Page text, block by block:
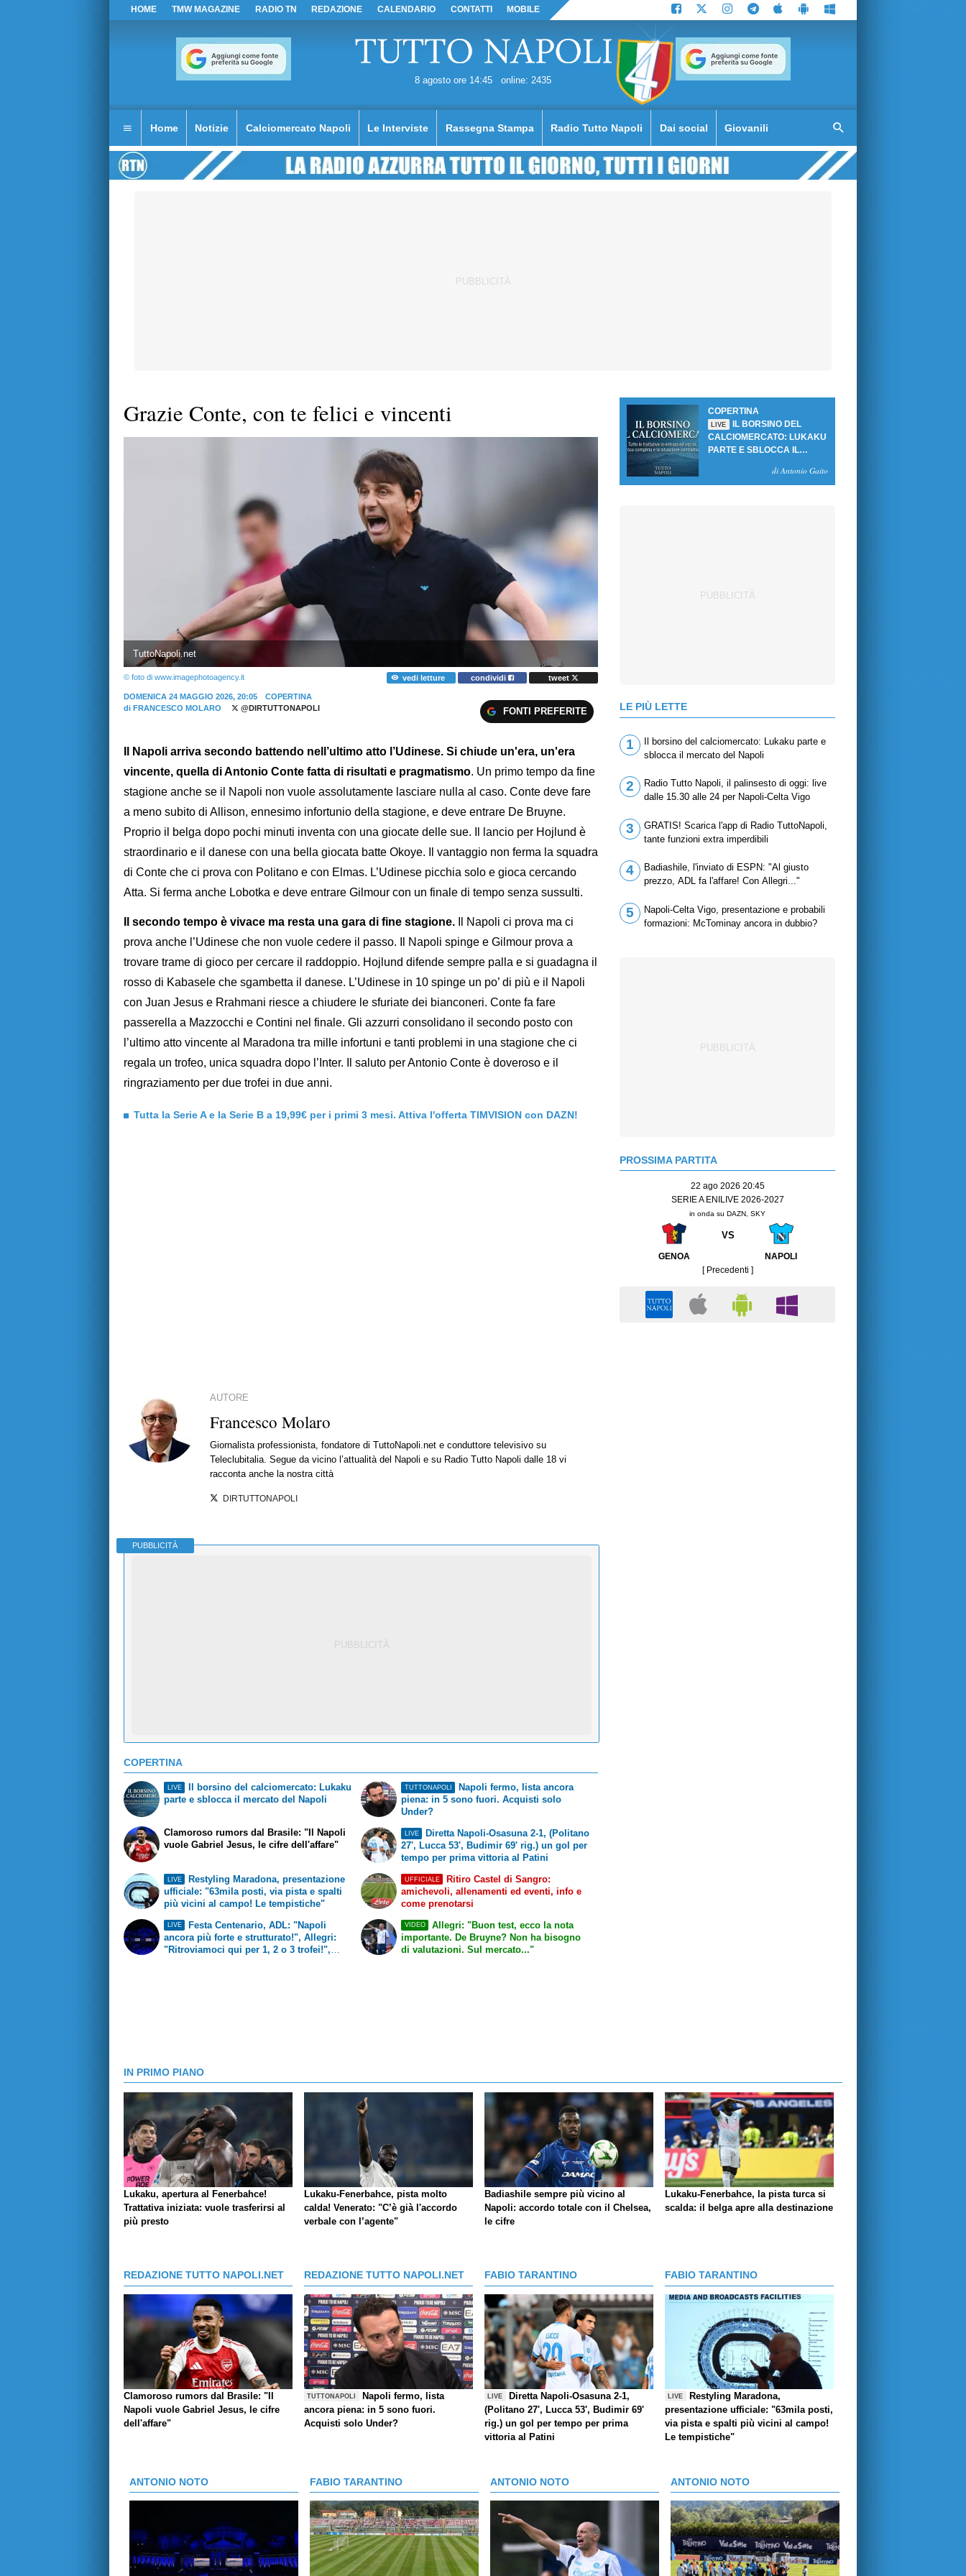
HOME TMW MAGAZINE RADIO TN REDAZIONE CALENDARIO CONTATTI MOBILE
8 agosto ore 14:45 online: 2435
Home Notizie Calciomercato Napoli Le Interviste Rassegna Stampa Radio Tutto Napoli Dai social Giovanili
Grazie Conte, con te felici e vincenti
TuttoNapoli.net
© foto di www.imagephotoagency.it vedi letture condividi tweet
DOMENICA 24 MAGGIO 2026, 20:05
COPERTINA
di FRANCESCO MOLARO @DIRTUTTONAPOLI FONTI PREFERITE
Il Napoli arriva secondo battendo nell’ultimo atto l’Udinese. Si chiude un'era, un'era
vincente, quella di Antonio Conte fatta di risultati e pragmatismo. Un primo tempo da fine
stagione anche se il Napoli non vuole assolutamente lasciare nulla al caso. Conte deve fare
a meno subito di Allison, ennesimo infortunio della stagione, e deve entrare De Bruyne.
Proprio il belga dopo pochi minuti inventa con una giocate delle sue. Il lancio per Hojlund è
straordinario e il danese con una bella giocata batte Okoye. Il vantaggio non ferma la squadra
di Conte che ci prova con Politano e con Elmas. L’Udinese picchia solo e gioca cercando
Atta. Si ferma anche Lobotka e deve entrare Gilmour con un finale di tempo senza sussulti.
Il secondo tempo è vivace ma resta una gara di fine stagione. Il Napoli ci prova ma ci
prova anche l’Udinese che non vuole cedere il passo. Il Napoli spinge e Gilmour prova a
trovare trame di gioco per cercare il raddoppio. Hojlund difende sempre palla e si guadagna il
rosso di Kabasele che sgambetta il danese. L’Udinese in 10 spinge un po’ di più e il Napoli
con Juan Jesus e Rrahmani riesce a chiudere le sfuriate dei bianconeri. Conte fa fare
passerella a Mazzocchi e Contini nel finale. Gli azzurri consolidano il secondo posto con
l’ultimo atto vincente al Maradona tra mille infortuni e tanti problemi in una stagione che ci
regala un trofeo, unica squadra dopo l’Inter. Il saluto per Antonio Conte è doveroso e il
ringraziamento per due trofei in due anni.
Tutta la Serie A e la Serie B a 19,99€ per i primi 3 mesi. Attiva l'offerta TIMVISION con DAZN!
AUTORE
Francesco Molaro
Giornalista professionista, fondatore di TuttoNapoli.net e conduttore televisivo su
Teleclubitalia. Segue da vicino l’attualità del Napoli e su Radio Tutto Napoli dalle 18 vi
racconta anche la nostra città
DIRTUTTONAPOLI
PUBBLICITÀ
COPERTINA
LIVE
Il borsino del calciomercato: Lukaku
parte e sblocca il mercato del Napoli
Clamoroso rumors dal Brasile: "Il Napoli
vuole Gabriel Jesus, le cifre dell'affare"
TUTTONAPOLI
Napoli fermo, lista ancora
piena: in 5 sono fuori. Acquisti solo
Under?
LIVE
Diretta Napoli-Osasuna 2-1, (Politano
27', Lucca 53', Budimir 69' rig.) un gol per
tempo per prima vittoria al Patini
LIVE
Restyling Maradona, presentazione
ufficiale: "63mila posti, via pista e spalti
più vicini al campo! Le tempistiche"
LIVE
Festa Centenario, ADL: "Napoli
ancora più forte e strutturato!", Allegri:
"Ritroviamoci qui per 1, 2 o 3 trofei!",
UFFICIALE
Ritiro Castel di Sangro:
amichevoli, allenamenti ed eventi, info e
come prenotarsi
VIDEO
Allegri: "Buon test, ecco la nota
importante. De Bruyne? Non ha bisogno
di valutazioni. Sul mercato..."
COPERTINA
LIVE
IL BORSINO DEL
CALCIOMERCATO: LUKAKU
PARTE E SBLOCCA IL
di Antonio Gaito
LE PIÙ LETTE
1
Il borsino del calciomercato: Lukaku parte e
sblocca il mercato del Napoli
2
Radio Tutto Napoli, il palinsesto di oggi: live
dalle 15.30 alle 24 per Napoli-Celta Vigo
3
GRATIS! Scarica l'app di Radio TuttoNapoli,
tante funzioni extra imperdibili
4
Badiashile, l'inviato di ESPN: "Al giusto
prezzo, ADL fa l'affare! Con Allegri..."
5
Napoli-Celta Vigo, presentazione e probabili
formazioni: McTominay ancora in dubbio?
PROSSIMA PARTITA
22 ago 2026 20:45
SERIE A ENILIVE 2026-2027
in onda su DAZN, SKY
VS
GENOA
NAPOLI
[ Precedenti ]
IN PRIMO PIANO
Lukaku, apertura al Fenerbahce!
Trattativa iniziata: vuole trasferirsi al
più presto
Lukaku-Fenerbahce, pista molto
calda! Venerato: "C’è già l'accordo
verbale con l’agente"
Badiashile sempre più vicino al
Napoli: accordo totale con il Chelsea,
le cifre
Lukaku-Fenerbahce, la pista turca si
scalda: il belga apre alla destinazione
REDAZIONE TUTTO NAPOLI.NET
Clamoroso rumors dal Brasile: "Il
Napoli vuole Gabriel Jesus, le cifre
dell'affare"
REDAZIONE TUTTO NAPOLI.NET
TUTTONAPOLI
Napoli fermo, lista
ancora piena: in 5 sono fuori.
Acquisti solo Under?
FABIO TARANTINO
LIVE
Diretta Napoli-Osasuna 2-1,
(Politano 27', Lucca 53', Budimir 69'
rig.) un gol per tempo per prima
vittoria al Patini
FABIO TARANTINO
LIVE
Restyling Maradona,
presentazione ufficiale: "63mila posti,
via pista e spalti più vicini al campo!
Le tempistiche"
ANTONIO NOTO FABIO TARANTINO ANTONIO NOTO ANTONIO NOTO